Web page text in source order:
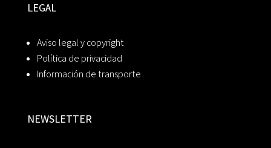
LEGAL
Aviso legal y copyright
Política de privacidad
Información de transporte
NEWSLETTER